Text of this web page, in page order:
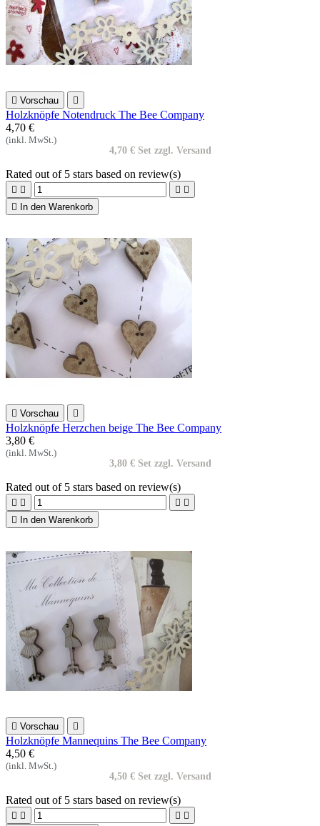
 Vorschau 
Holzknöpfe Notendruck The Bee Company
4,70 €
(inkl. MwSt.)
4,70 € Set zzgl. Versand
Rated out of 5 stars based on review(s)
   

In den Warenkorb
 Vorschau 
Holzknöpfe Herzchen beige The Bee Company
3,80 €
(inkl. MwSt.)
3,80 € Set zzgl. Versand
Rated out of 5 stars based on review(s)
   

In den Warenkorb
 Vorschau 
Holzknöpfe Mannequins The Bee Company
4,50 €
(inkl. MwSt.)
4,50 € Set zzgl. Versand
Rated out of 5 stars based on review(s)
   